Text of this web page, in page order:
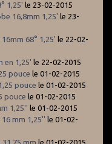
1,25' le 23-02-2015
16,8mm 1,25' le 23-
68° 1,25' le 22-02-
en 1,25' le 22-02-2015
pouce le 01-02-2015
pouce le 01-02-2015
pouce le 01-02-2015
1,25'' le 01-02-2015
mm 1,25'' le 01-02-
mm le 01-02-2015